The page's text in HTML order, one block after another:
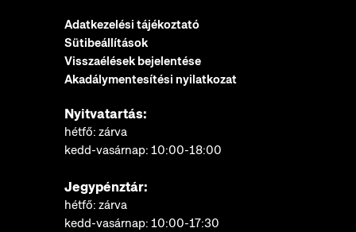
Adatkezelési tájékoztató
Sütibeállítások
Visszaélések bejelentése
Akadálymentesítési nyilatkozat
Nyitvatartás:
hétfő: zárva
kedd-vasárnap: 10:00-18:00
Jegypénztár:
hétfő: zárva
kedd-vasárnap: 10:00-17:30